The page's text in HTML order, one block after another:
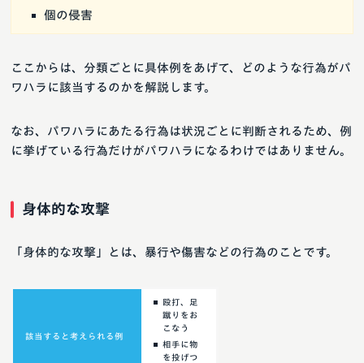
個の侵害
ここからは、分類ごとに具体例をあげて、どのような行為がパ
ワハラに該当するのかを解説します。
なお、パワハラにあたる行為は状況ごとに判断されるため、例
に挙げている行為だけがパワハラになるわけではありません。
身体的な攻撃
「身体的な攻撃」とは、暴行や傷害などの行為のことです。
該当すると考えられる例
殴打、足
蹴りをお
こなう
相手に物
を投げつ